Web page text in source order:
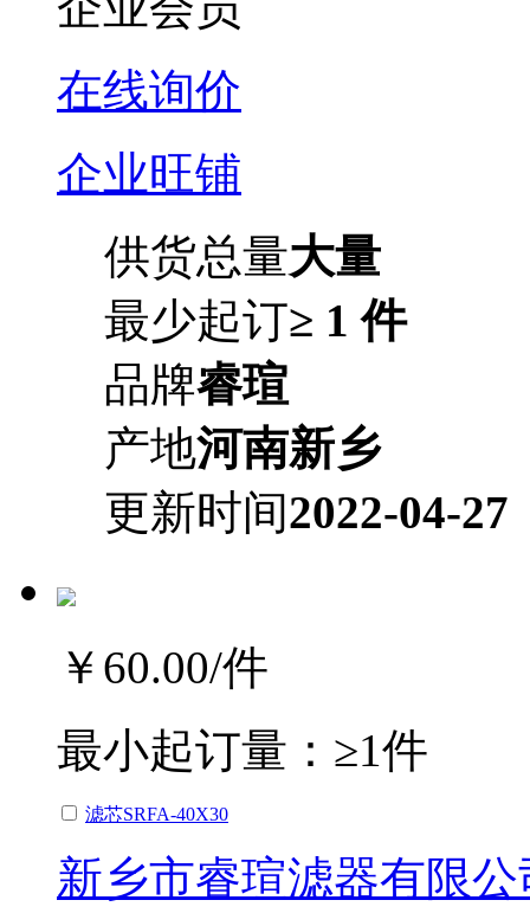
在线询价
企业旺铺
供货总量大量
最少起订≥ 1 件
品牌睿瑄
产地河南新乡
更新时间2022-04-27
￥60.00/件
最小起订量： ≥1件
滤芯SRFA-40X30
新乡市睿瑄滤器有限公